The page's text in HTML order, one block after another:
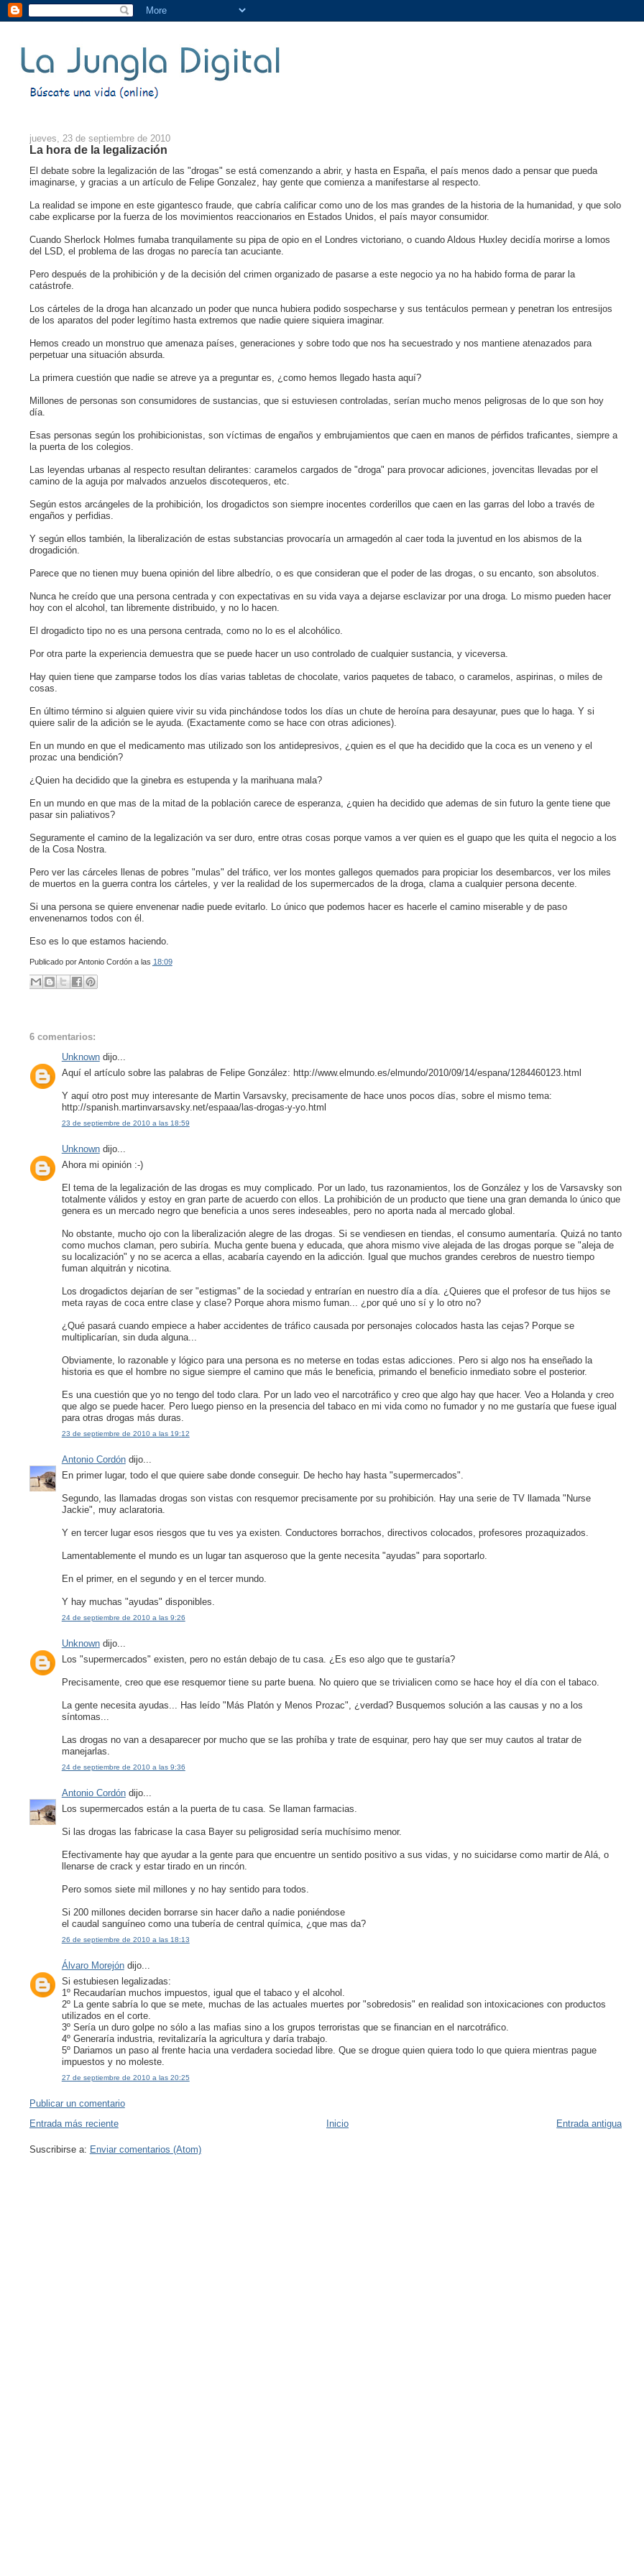
jueves, 23 de septiembre de 2010
La hora de la legalización
El debate sobre la legalización de las "drogas" se está comenzando a abrir, y hasta en España, el país menos dado a pensar que pueda
imaginarse, y gracias a un artículo de Felipe Gonzalez, hay gente que comienza a manifestarse al respecto.
La realidad se impone en este gigantesco fraude, que cabría calificar como uno de los mas grandes de la historia de la humanidad, y que solo
cabe explicarse por la fuerza de los movimientos reaccionarios en Estados Unidos, el país mayor consumidor.
Cuando Sherlock Holmes fumaba tranquilamente su pipa de opio en el Londres victoriano, o cuando Aldous Huxley decidía morirse a lomos
del LSD, el problema de las drogas no parecía tan acuciante.
Pero después de la prohibición y de la decisión del crimen organizado de pasarse a este negocio ya no ha habido forma de parar la
catástrofe.
Los cárteles de la droga han alcanzado un poder que nunca hubiera podido sospecharse y sus tentáculos permean y penetran los entresijos
de los aparatos del poder legítimo hasta extremos que nadie quiere siquiera imaginar.
Hemos creado un monstruo que amenaza países, generaciones y sobre todo que nos ha secuestrado y nos mantiene atenazados para
perpetuar una situación absurda.
La primera cuestión que nadie se atreve ya a preguntar es, ¿como hemos llegado hasta aquí?
Millones de personas son consumidores de sustancias, que si estuviesen controladas, serían mucho menos peligrosas de lo que son hoy
día.
Esas personas según los prohibicionistas, son víctimas de engaños y embrujamientos que caen en manos de pérfidos traficantes, siempre a
la puerta de los colegios.
Las leyendas urbanas al respecto resultan delirantes: caramelos cargados de "droga" para provocar adiciones, jovencitas llevadas por el
camino de la aguja por malvados anzuelos discotequeros, etc.
Según estos arcángeles de la prohibición, los drogadictos son siempre inocentes corderillos que caen en las garras del lobo a través de
engaños y perfidias.
Y según ellos también, la liberalización de estas substancias provocaría un armagedón al caer toda la juventud en los abismos de la
drogadición.
Parece que no tienen muy buena opinión del libre albedrío, o es que consideran que el poder de las drogas, o su encanto, son absolutos.
Nunca he creído que una persona centrada y con expectativas en su vida vaya a dejarse esclavizar por una droga. Lo mismo pueden hacer
hoy con el alcohol, tan libremente distribuido, y no lo hacen.
El drogadicto tipo no es una persona centrada, como no lo es el alcohólico.
Por otra parte la experiencia demuestra que se puede hacer un uso controlado de cualquier sustancia, y viceversa.
Hay quien tiene que zamparse todos los días varias tabletas de chocolate, varios paquetes de tabaco, o caramelos, aspirinas, o miles de
cosas.
En último término si alguien quiere vivir su vida pinchándose todos los días un chute de heroína para desayunar, pues que lo haga. Y si
quiere salir de la adición se le ayuda. (Exactamente como se hace con otras adiciones).
En un mundo en que el medicamento mas utilizado son los antidepresivos, ¿quien es el que ha decidido que la coca es un veneno y el
prozac una bendición?
¿Quien ha decidido que la ginebra es estupenda y la marihuana mala?
En un mundo en que mas de la mitad de la población carece de esperanza, ¿quien ha decidido que ademas de sin futuro la gente tiene que
pasar sin paliativos?
Seguramente el camino de la legalización va ser duro, entre otras cosas porque vamos a ver quien es el guapo que les quita el negocio a los
de la Cosa Nostra.
Pero ver las cárceles llenas de pobres "mulas" del tráfico, ver los montes gallegos quemados para propiciar los desembarcos, ver los miles
de muertos en la guerra contra los cárteles, y ver la realidad de los supermercados de la droga, clama a cualquier persona decente.
Si una persona se quiere envenenar nadie puede evitarlo. Lo único que podemos hacer es hacerle el camino miserable y de paso
envenenarnos todos con él.
Eso es lo que estamos haciendo.
Publicado porAntonio Cordón a las 18:09
6 comentarios:
Unknowndijo...
Aquí el artículo sobre las palabras de Felipe González: http://www.elmundo.es/elmundo/2010/09/14/espana/1284460123.html
Y aquí otro post muy interesante de Martin Varsavsky, precisamente de hace unos pocos días, sobre el mismo tema:
http://spanish.martinvarsavsky.net/espaaa/las-drogas-y-yo.html
23 de septiembre de 2010 a las 18:59
Unknowndijo...
Ahora mi opinión :-)
El tema de la legalización de las drogas es muy complicado. Por un lado, tus razonamientos, los de González y los de Varsavsky son
totalmente válidos y estoy en gran parte de acuerdo con ellos. La prohibición de un producto que tiene una gran demanda lo único que
genera es un mercado negro que beneficia a unos seres indeseables, pero no aporta nada al mercado global.
No obstante, mucho ojo con la liberalización alegre de las drogas. Si se vendiesen en tiendas, el consumo aumentaría. Quizá no tanto
como muchos claman, pero subiría. Mucha gente buena y educada, que ahora mismo vive alejada de las drogas porque se "aleja de
su localización" y no se acerca a ellas, acabaría cayendo en la adicción. Igual que muchos grandes cerebros de nuestro tiempo
fuman alquitrán y nicotina.
Los drogadictos dejarían de ser "estigmas" de la sociedad y entrarían en nuestro día a día. ¿Quieres que el profesor de tus hijos se
meta rayas de coca entre clase y clase? Porque ahora mismo fuman... ¿por qué uno sí y lo otro no?
¿Qué pasará cuando empiece a haber accidentes de tráfico causada por personajes colocados hasta las cejas? Porque se
multiplicarían, sin duda alguna...
Obviamente, lo razonable y lógico para una persona es no meterse en todas estas adicciones. Pero si algo nos ha enseñado la
historia es que el hombre no sigue siempre el camino que más le beneficia, primando el beneficio inmediato sobre el posterior.
Es una cuestión que yo no tengo del todo clara. Por un lado veo el narcotráfico y creo que algo hay que hacer. Veo a Holanda y creo
que algo se puede hacer. Pero luego pienso en la presencia del tabaco en mi vida como no fumador y no me gustaría que fuese igual
para otras drogas más duras.
23 de septiembre de 2010 a las 19:12
Antonio Cordóndijo...
En primer lugar, todo el que quiere sabe donde conseguir. De hecho hay hasta "supermercados".
Segundo, las llamadas drogas son vistas con resquemor precisamente por su prohibición. Hay una serie de TV llamada "Nurse
Jackie", muy aclaratoria.
Y en tercer lugar esos riesgos que tu ves ya existen. Conductores borrachos, directivos colocados, profesores prozaquizados.
Lamentablemente el mundo es un lugar tan asqueroso que la gente necesita "ayudas" para soportarlo.
En el primer, en el segundo y en el tercer mundo.
Y hay muchas "ayudas" disponibles.
24 de septiembre de 2010 a las 9:26
Unknowndijo...
Los "supermercados" existen, pero no están debajo de tu casa. ¿Es eso algo que te gustaría?
Precisamente, creo que ese resquemor tiene su parte buena. No quiero que se trivialicen como se hace hoy el día con el tabaco.
La gente necesita ayudas... Has leído "Más Platón y Menos Prozac", ¿verdad? Busquemos solución a las causas y no a los
síntomas...
Las drogas no van a desaparecer por mucho que se las prohíba y trate de esquinar, pero hay que ser muy cautos al tratar de
manejarlas.
24 de septiembre de 2010 a las 9:36
Antonio Cordóndijo...
Los supermercados están a la puerta de tu casa. Se llaman farmacias.
Si las drogas las fabricase la casa Bayer su peligrosidad sería muchísimo menor.
Efectivamente hay que ayudar a la gente para que encuentre un sentido positivo a sus vidas, y no suicidarse como martir de Alá, o
llenarse de crack y estar tirado en un rincón.
Pero somos siete mil millones y no hay sentido para todos.
Si 200 millones deciden borrarse sin hacer daño a nadie poniéndose
el caudal sanguíneo como una tubería de central química, ¿que mas da?
26 de septiembre de 2010 a las 18:13
Álvaro Morejóndijo...
Si estubiesen legalizadas:
1º Recaudarían muchos impuestos, igual que el tabaco y el alcohol.
2º La gente sabría lo que se mete, muchas de las actuales muertes por "sobredosis" en realidad son intoxicaciones con productos
utilizados en el corte.
3º Sería un duro golpe no sólo a las mafias sino a los grupos terroristas que se financian en el narcotráfico.
4º Generaría industria, revitalizaría la agricultura y daría trabajo.
5º Dariamos un paso al frente hacia una verdadera sociedad libre. Que se drogue quien quiera todo lo que quiera mientras pague
impuestos y no moleste.
27 de septiembre de 2010 a las 20:25
Publicar un comentario
Entrada más reciente
Entrada antigua
Inicio
Suscribirse a: Enviar comentarios (Atom)